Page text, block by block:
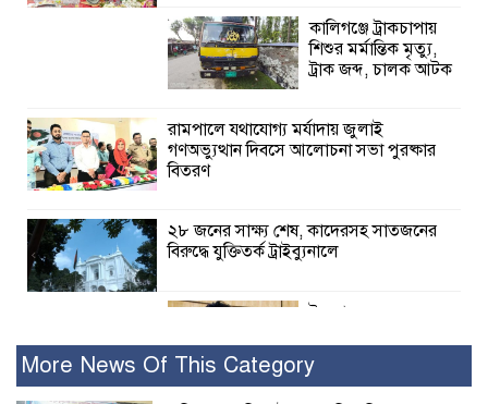
কালিগঞ্জে ট্রাকচাপায়
শিশুর মর্মান্তিক মৃত্যু,
ট্রাক জব্দ, চালক আটক
রামপালে যথাযোগ্য মর্যাদায় জুলাই
গণঅভ্যুত্থান দিবসে আলোচনা সভা পুরষ্কার
বিতরণ
২৮ জনের সাক্ষ্য শেষ, কাদেরসহ সাতজনের
বিরুদ্ধে যুক্তিতর্ক ট্রাইব্যুনালে
ইসলামের সবচেয়ে
নুর
More News Of This Category